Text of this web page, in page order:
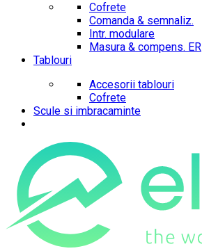
Cofrete
Comanda & semnaliz.
Intr. modulare
Masura & compens. ER
Tablouri
Accesorii tablouri
Cofrete
Scule si imbracaminte